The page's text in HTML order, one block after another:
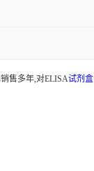
售多年,对ELISA试剂盒